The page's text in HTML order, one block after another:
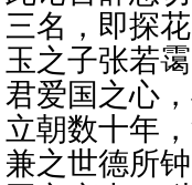
三名，即探
玉之子张若
君爱国之心
立朝数十年
兼之世德所